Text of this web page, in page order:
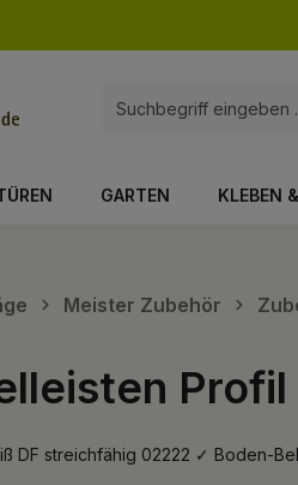
GARTEN KLEBEN
Meister Zubehör
5 Sternen
DF streichfähig 02222 ✓